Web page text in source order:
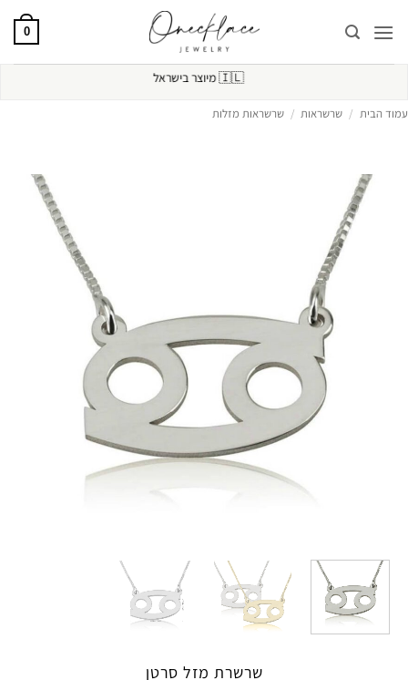
0
🇮🇱מיוצר בישראל
עמוד הבית / שרשראות / שרשראות מזלות
שרשרת מזל סרטן